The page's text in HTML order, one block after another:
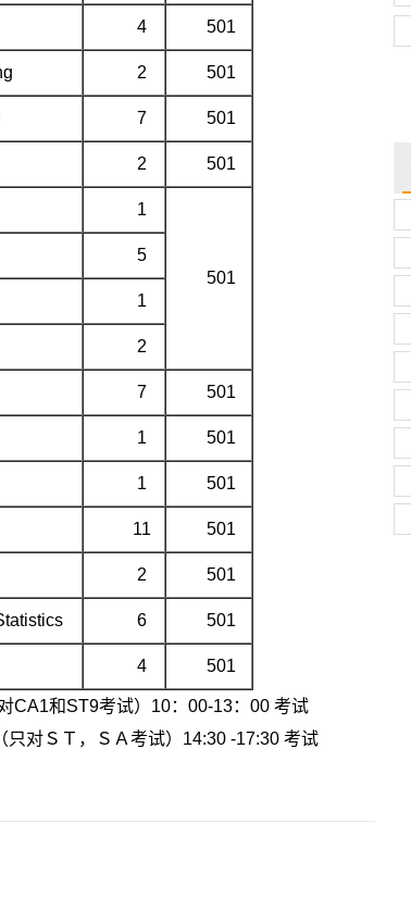
4 501
2 501
7 501
2 501
1
501
5
1
2
7 501
1 501
1 501
11 501
2 501
6 501
4 501
CA1和ST9考试）10：00-13：00 考试
对ＳＴ，ＳＡ考试）14:30 -17:30 考试